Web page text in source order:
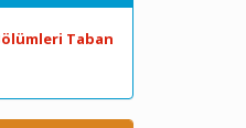
Taban